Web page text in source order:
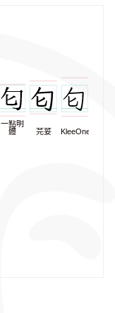
一點明
體
芫荽 KleeOne